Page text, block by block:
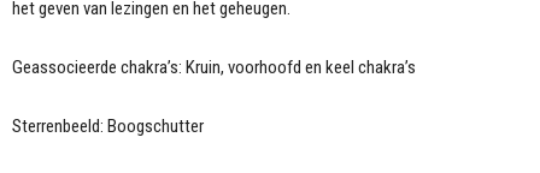
het geven van lezingen en het geheugen.
Geassocieerde chakra’s: Kruin, voorhoofd en keel chakra’s
Sterrenbeeld: Boogschutter